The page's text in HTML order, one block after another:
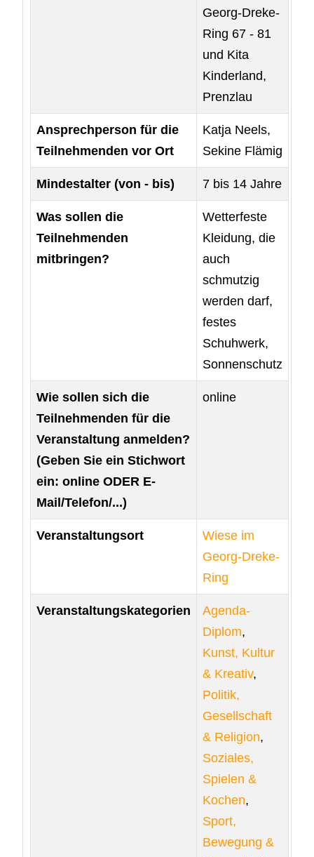
Georg-Dreke-
Ring 67 - 81
und Kita
Kinderland,
Prenzlau
Ansprechperson für die
Teilnehmenden vor Ort
Katja Neels,
Sekine Flämig
Mindestalter (von - bis) 7 bis 14 Jahre
Was sollen die
Teilnehmenden
mitbringen?
Wetterfeste
Kleidung, die
auch
schmutzig
werden darf,
festes
Schuhwerk,
Sonnenschutz
Wie sollen sich die
Teilnehmenden für die
Veranstaltung anmelden?
(Geben Sie ein Stichwort
ein: online ODER E-
Mail/Telefon/...)
online
Veranstaltungsort
Wiese im
Georg-Dreke-
Ring
Veranstaltungskategorien
Agenda-
Diplom,
Kunst, Kultur
& Kreativ,
Politik,
Gesellschaft
& Religion,
Soziales,
Spielen &
Kochen,
Sport,
Bewegung &